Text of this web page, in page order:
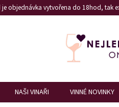
objednávka vytvořena do 18hod, tak
NAŠI VINAŘI VINNÉ NOVINKY